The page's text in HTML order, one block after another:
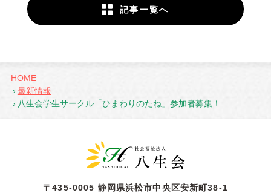
記事一覧へ
HOME
最新情報
八生会学生サークル「ひまわりのたね」参加者募集！
〒435-0005 静岡県浜松市中央区安新町38-1